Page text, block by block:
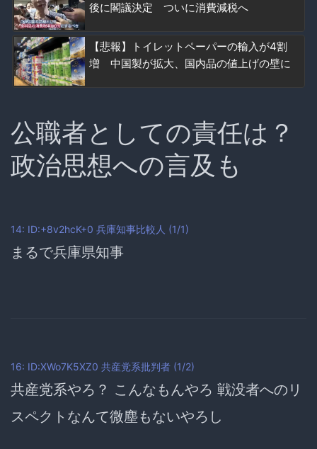
後に閣議決定 ついに消費減税へ
【悲報】トイレットペーパーの輸入が4割
増 中国製が拡大、国内品の値上げの壁に
公職者としての責任は？
政治思想への言及も
14: ID:+8v2hcK+0 兵庫知事比較人 (1/1)
まるで兵庫県知事
16: ID:XWo7K5XZ0 共産党系批判者 (1/2)
共産党系やろ？ こんなもんやろ 戦没者へのリ
スペクトなんて微塵もないやろし